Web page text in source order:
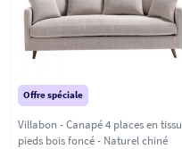
Offre spéciale
Villabon - Canapé 4 places en tissu
pieds bois foncé - Naturel chiné